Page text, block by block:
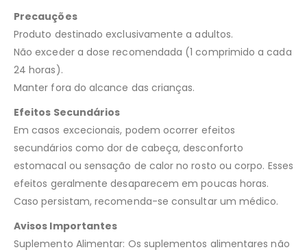
Precauções
Produto destinado exclusivamente a adultos.
Não exceder a dose recomendada (1 comprimido a cada
24 horas).
Manter fora do alcance das crianças.
Efeitos Secundários
Em casos excecionais, podem ocorrer efeitos
secundários como dor de cabeça, desconforto
estomacal ou sensação de calor no rosto ou corpo. Esses
efeitos geralmente desaparecem em poucas horas.
Caso persistam, recomenda-se consultar um médico.
Avisos Importantes
Suplemento Alimentar: Os suplementos alimentares não